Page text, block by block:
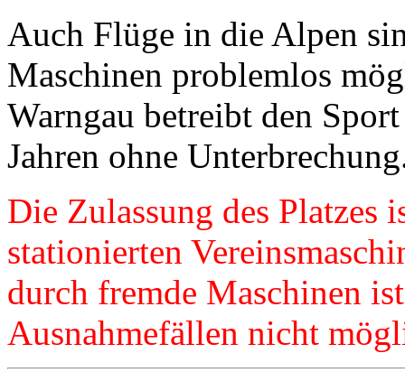
Auch Flüge in die Alpen
Maschinen problemlos
Warngau betreibt den
Jahren ohne
Die Zulassung des Platzes
stationierten
durch fremde Maschinen
Ausnahmefällen nicht